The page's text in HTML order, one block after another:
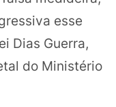
esse
Dias Guerra,
do Ministério